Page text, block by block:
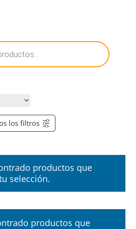
los filtros
productos que
selección.
productos que